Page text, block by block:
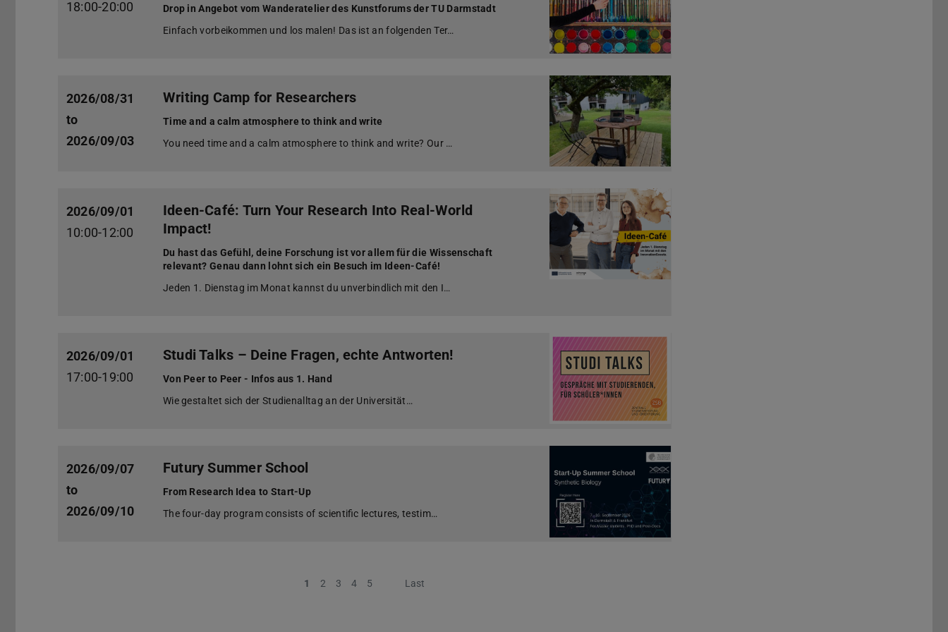
18:00-20:00
Drop in Angebot vom Wanderatelier des Kunstforums der TU Darmstadt
Einfach vorbeikommen und los malen! Das ist an folgenden Ter…
2026/08/31
to
2026/09/03
Writing Camp for Researchers
Time and a calm atmosphere to think and write
You need time and a calm atmosphere to think and write? Our …
2026/09/01
10:00-12:00
Ideen-Café: Turn Your Research Into Real-World
Impact!
Du hast das Gefühl, deine Forschung ist vor allem für die Wissenschaft
relevant? Genau dann lohnt sich ein Besuch im Ideen-Café!
Jeden 1. Dienstag im Monat kannst du unverbindlich mit den I…
2026/09/01
17:00-19:00
Studi Talks – Deine Fragen, echte Antworten!
Von Peer to Peer - Infos aus 1. Hand
Wie gestaltet sich der Studienalltag an der Universität…
2026/09/07
to
2026/09/10
Futury Summer School
From Research Idea to Start-Up
The four-day program consists of scientific lectures, testim…
1 2 3 4 5 Next
Last